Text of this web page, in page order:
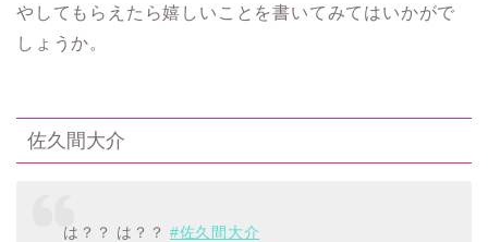
やしてもらえたら嬉しいことを書いてみてはいかがで
しょうか。
佐久間大介
は？？ は？？ #佐久間大介